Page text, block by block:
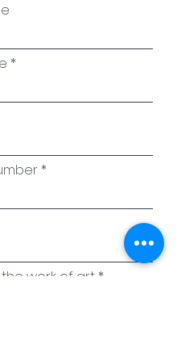
work of art